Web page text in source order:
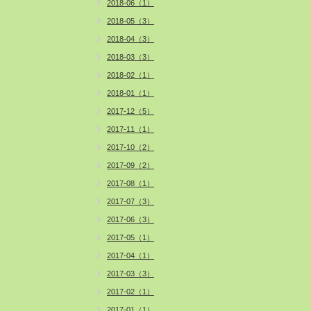
2018-06（1）
2018-05（3）
2018-04（3）
2018-03（3）
2018-02（1）
2018-01（1）
2017-12（5）
2017-11（1）
2017-10（2）
2017-09（2）
2017-08（1）
2017-07（3）
2017-06（3）
2017-05（1）
2017-04（1）
2017-03（3）
2017-02（1）